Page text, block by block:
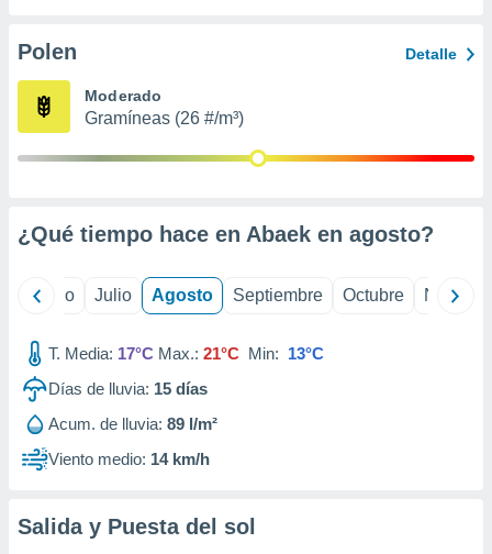
e
mediante
de
Polen Detalle
Moderado
Gramíneas (26 #/m³)
¿Qué tiempo hace en Abaek en agosto?
Junio Julio Agosto Septiembre Octubre
T. Media: 17°C Max.: 21°C Min: 13°C
Días de lluvia: 15 días
Acum. de lluvia: 89 l/m²
Viento medio: 14 km/h
Salida y Puesta del sol